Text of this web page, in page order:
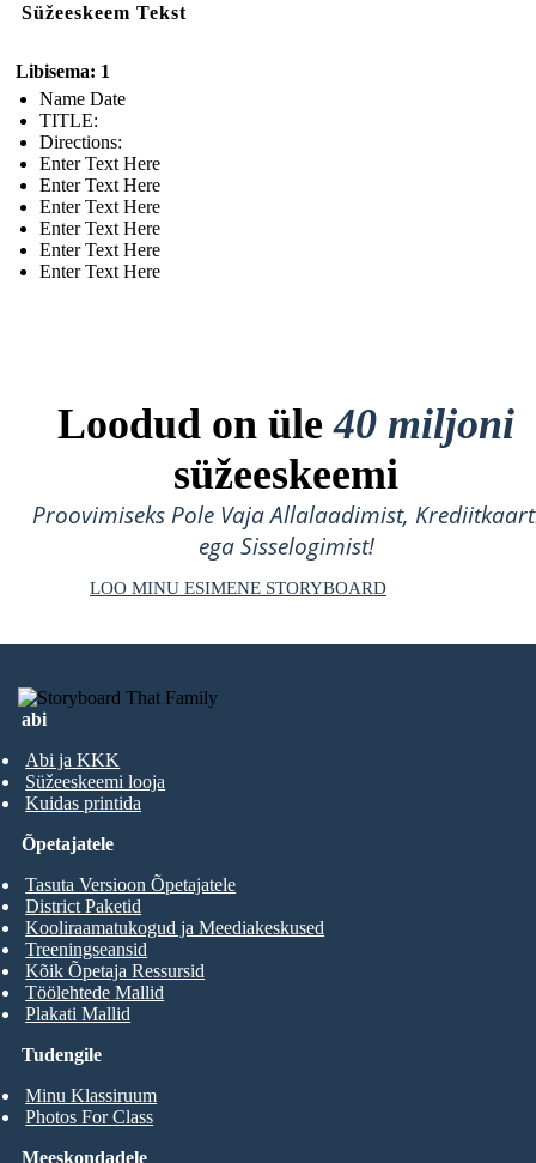
Süžeeskeem Tekst
Libisema: 1
Name Date
TITLE :
Directions:
Enter Text Here
Enter Text Here
Enter Text Here
Enter Text Here
Enter Text Here
Enter Text Here
Loodud on üle40 miljoni
süžeeskeemi
Proovimiseks Pole Vaja Allalaadimist,
ega Sisselogimist!
LOO MINU ESIMENE STORYBOARD
abi
Abi ja KKK
Süžeeskeemi looja
Kuidas printida
Tudengile
Minu Klassiruum
Photos For Class
Õpetajatele
Tasuta Versioon Õpetajatele
District Paketid
Kooliraamatukogud ja Meediakeskused
Treeningseansid
Kõik Õpetaja Ressursid
Töölehtede Mallid
Plakati Mallid
Meeskondadele